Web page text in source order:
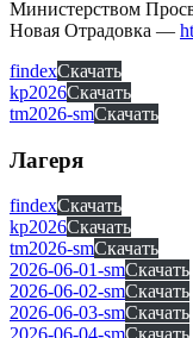
Министерством
Новая Отрадовка —
findexСкачать
kp2026Скачать
tm2026-smСкачать
Лагеря
findexСкачать
kp2026Скачать
tm2026-smСкачать
2026-06-01-smСкачать
2026-06-02-smСкачать
2026-06-03-smСкачать